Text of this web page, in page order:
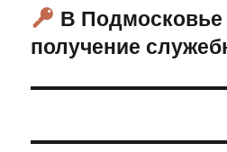
Следующая
запись:
В Подмосковье
получение